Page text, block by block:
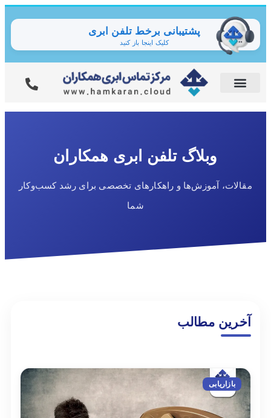
پشتیبانی برخط تلفن ابری
کلیک اینجا باز کنید
وبلاگ تلفن ابری همکاران
مقالات، آموزش‌ها و راهکارهای تخصصی برای رشد کسب‌وکار
شما
آخرین مطالب
بازاریابی